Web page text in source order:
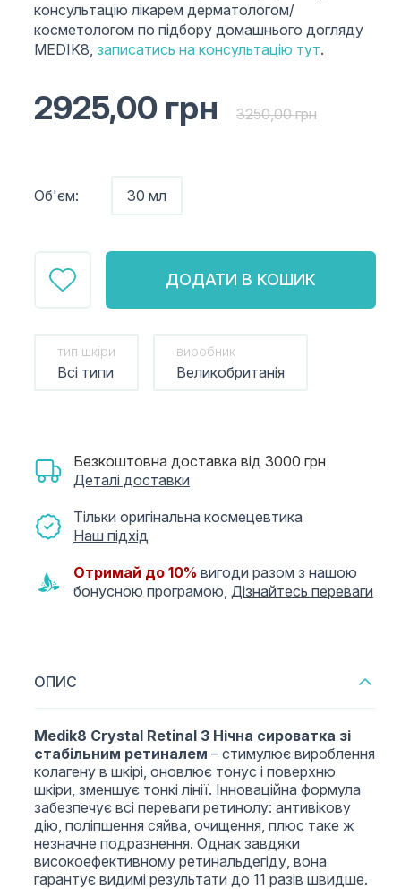
консультацію лікарем дерматологом/
косметологом по підбору домашнього догляду
MEDIK8, записатись на консультацію тут.
2925,00 грн 3250,00грн
Об'єм: 30 мл
ДОДАТИ В КОШИК
тип шкіри
Всі типи
виробник
Великобританія
Безкоштовна доставка від 3000 грн
Деталі доставки
Тільки оригінальна космецевтика
Наш підхід
Отримай до 10% вигоди разом з нашою
бонусною програмою, Дізнайтесь переваги
ОПИС
Medik8 Crystal Retinal 3 Нічна сироватка зі
стабільним ретиналем – стимулює вироблення
колагену в шкірі, оновлює тонус і поверхню
шкіри, зменшує тонкі лінії. Інноваційна формула
забезпечує всі переваги ретинолу: антивікову
дію, поліпшення сяйва, очищення, плюс таке ж
незначне подразнення. Однак завдяки
високоефективному ретинальдегіду, вона
гарантує видимі результати до 11 разів швидше.